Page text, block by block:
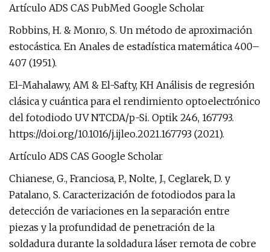
Artículo ADS CAS PubMed Google Scholar
Robbins, H. & Monro, S. Un método de aproximación
estocástica. En Anales de estadística matemática 400–
407 (1951).
El-Mahalawy, AM & El-Safty, KH Análisis de regresión
clásica y cuántica para el rendimiento optoelectrónico
del fotodiodo UV NTCDA/p-Si. Optik 246, 167793.
https://doi.org/10.1016/j.ijleo.2021.167793 (2021).
Artículo ADS CAS Google Scholar
Chianese, G., Franciosa, P., Nolte, J., Ceglarek, D. y
Patalano, S. Caracterización de fotodiodos para la
detección de variaciones en la separación entre
piezas y la profundidad de penetración de la
soldadura durante la soldadura láser remota de cobre